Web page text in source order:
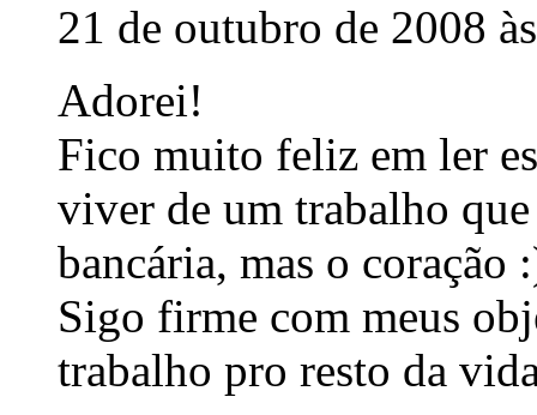
21 de outubro de 2008
Adorei!
Fico muito feliz em ler
viver de um trabalho
bancária, mas o coração
Sigo firme com meus
trabalho pro resto da